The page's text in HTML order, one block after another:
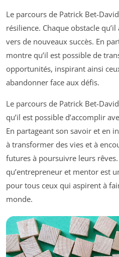
Le parcours de Patrick Bet-
résilience. Chaque obstacle
vers de nouveaux succès. En
montre qu’il est possible de
opportunités, inspirant ainsi
abandonner face aux défis.
Le parcours de Patrick Bet-
qu’il est possible d’accomplir
En partageant son savoir et en
à transformer des vies et à
futures à poursuivre leurs
qu’entrepreneur et mentor est
pour tous ceux qui aspirent à
monde.